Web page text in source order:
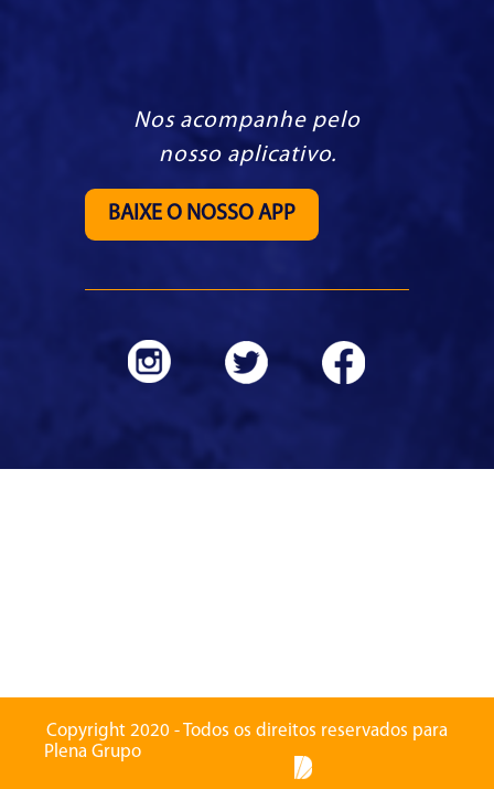
Nos acompanhe pelo
nosso aplicativo.
BAIXE O NOSSO APP
Copyright 2020 - Todos os direitos reservados para
Plena Grupo